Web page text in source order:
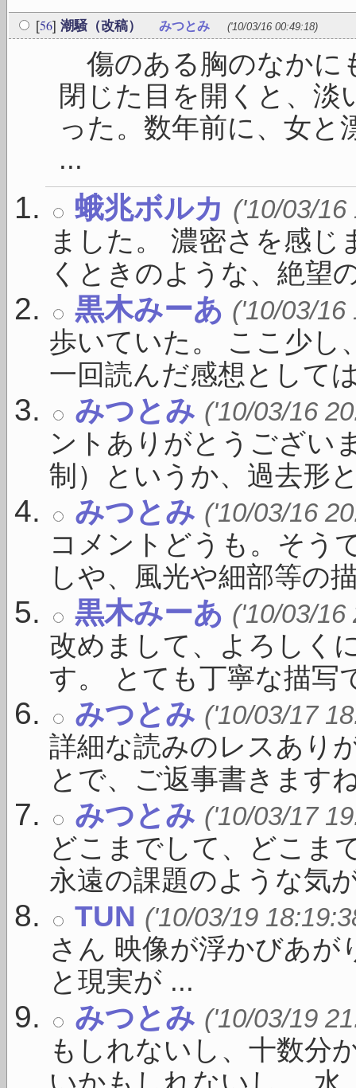
[56] 潮騒（改稿） みつとみ ('10/03/16 00:49:18)
傷のある胸のなかに
閉じた目を開くと、
った。数年前に、女と
...
蛾兆ボルカ ('10/03/16
ました。 濃密さを感
くときのような、絶望
黒木みーあ ('10/03/16
歩いていた。 ここ少し
一回読んだ感想として
みつとみ ('10/03/16
ントありがとうござい
制）というか、過去形
みつとみ ('10/03/16
コメントどうも。そう
しや、風光や細部等の
黒木みーあ ('10/03/16
改めまして、よろしく
す。 とても丁寧な描写
みつとみ ('10/03/17
詳細な読みのレスあり
とで、ご返事書きます
みつとみ ('10/03/17
どこまでして、どこま
永遠の課題のような気
TUN ('10/03/19
さん 映像が浮かびあが
と現実が ...
みつとみ ('10/03/19
もしれないし、十数分